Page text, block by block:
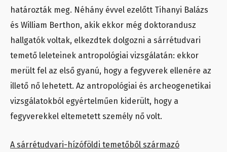
határozták meg. Néhány évvel ezelőtt Tihanyi Balázs
és William Berthon, akik ekkor még doktorandusz
hallgatók voltak, elkezdtek dolgozni a sárrétudvari
temető leleteinek antropológiai vizsgálatán: ekkor
merült fel az első gyanú, hogy a fegyverek ellenére az
illető nő lehetett. Az antropológiai és archeogenetikai
vizsgálatokból egyértelműen kiderült, hogy a
fegyverekkel eltemetett személy nő volt.
A sárrétudvari-hízóföldi temetőből származó